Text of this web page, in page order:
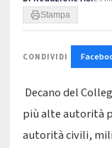
Stampa
CONDIVIDI
Decano del
più alte autorità
autorità civili,